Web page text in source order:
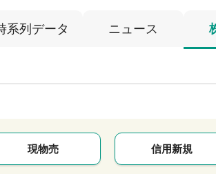
系列データ ニュース
現物売 信用新規